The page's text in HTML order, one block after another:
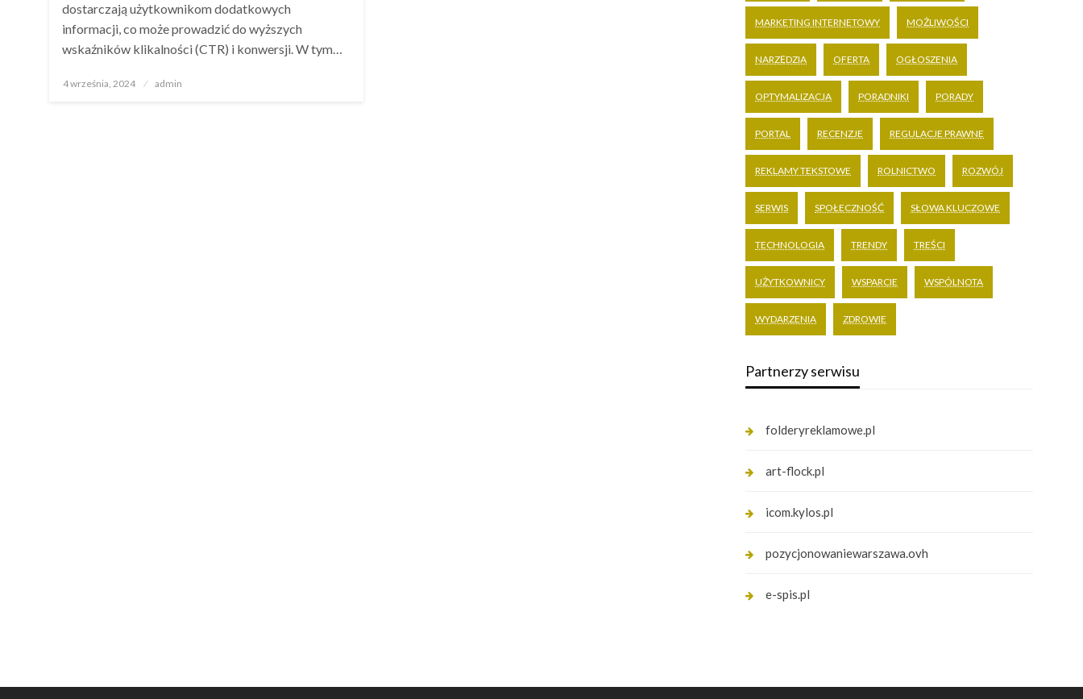
dostarczają użytkownikom dodatkowych
informacji, co może prowadzić do wyższych
wskaźników klikalności (CTR) i konwersji. W tym…
Opublikowane
4 września, 2024 admin
MARKETING INTERNETOWY MOŻLIWOŚCI
NARZĘDZIA OFERTA OGŁOSZENIA
OPTYMALIZACJA PORADNIKI PORADY
PORTAL RECENZJE REGULACJE PRAWNE
REKLAMY TEKSTOWE ROLNICTWO ROZWÓJ
SERWIS SPOŁECZNOŚĆ SŁOWA KLUCZOWE
TECHNOLOGIA TRENDY TREŚCI
UŻYTKOWNICY WSPARCIE WSPÓLNOTA
WYDARZENIA ZDROWIE
Partnerzy serwisu
folderyreklamowe.pl
art-flock.pl
icom.kylos.pl
pozycjonowaniewarszawa.ovh
e-spis.pl